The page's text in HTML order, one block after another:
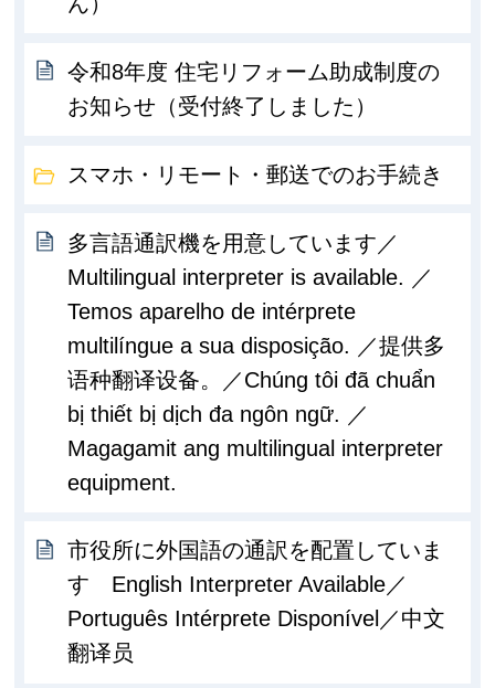
令和8年度 住宅リフォーム助成制度の
お知らせ（受付終了しました）
スマホ・リモート・郵送でのお手続き
多言語通訳機を用意しています／
Multilingual interpreter is available. ／
Temos aparelho de intérprete
multilíngue a sua disposição. ／提供多
语种翻译设备。／Chúng tôi đã chuẩn
bị thiết bị dịch đa ngôn ngữ. ／
Magagamit ang multilingual interpreter
equipment.
市役所に外国語の通訳を配置していま
す English Interpreter Available／
Português Intérprete Disponível／中文
翻译员